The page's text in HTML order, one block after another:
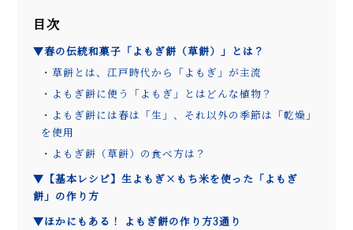
目次
▼春の伝統和菓子「よもぎ餅（草餅）」とは？
・草餅とは、江戸時代から「よもぎ」が主流
・よもぎ餅に使う「よもぎ」とはどんな植物？
・よもぎ餅には春は「生」、それ以外の季節は「乾燥」
を使用
・よもぎ餅（草餅）の食べ方は？
▼【基本レシピ】生よもぎ×もち米を使った「よもぎ
餅」の作り方
▼ほかにもある！ よもぎ餅の作り方3通り